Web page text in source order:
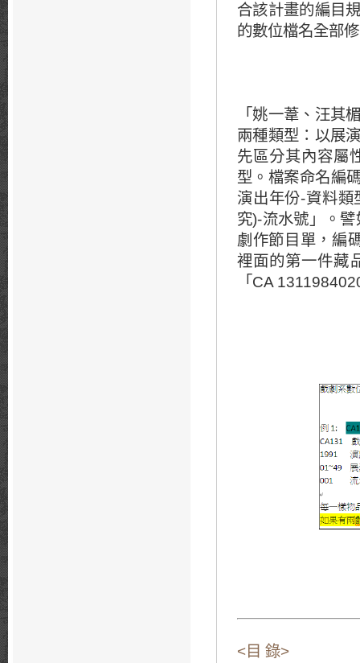
合該計畫的編目
的數位檔名全部
「姚一葦、汪其
兩種類型：以展
先區分其內容屬
型。檔案命名編
演出年份-資料類
究)-流水號」。
劇作節目單，編
裡面的第一件藏
「CA
<目 錄>